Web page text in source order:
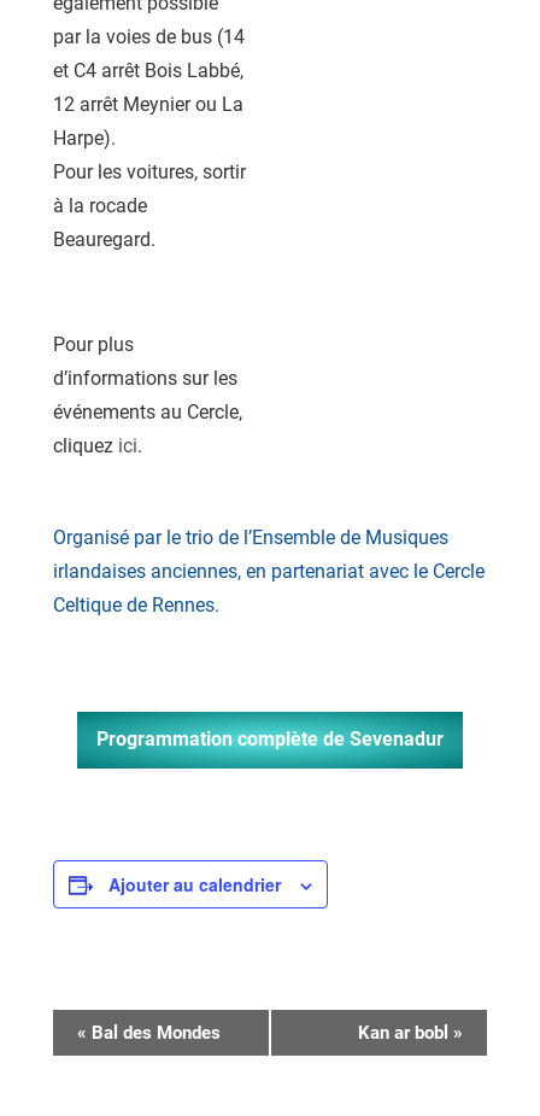
par la voies de bus (14
et C4 arrêt Bois Labbé,
12 arrêt Meynier ou La
Harpe).
Pour les voitures, sortir
à la rocade
Beauregard.
Pour plus
d’informations sur les
événements au Cercle,
cliquez ici.
Organisé par le trio de l’Ensemble de Musiques
irlandaises anciennes, en partenariat avec le Cercle
Celtique de Rennes.
Programmation complète de Sevenadur
Ajouter au calendrier
Navigation
« Bal des Mondes Kan ar bobl »